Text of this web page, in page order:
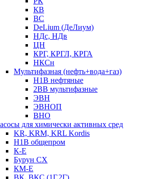
КВ
ВС
DeLium (ДеЛиум)
НДс, НДв
ЦН
КРГ, КРГЛ, КРГА
НКСн
Мультифазная (нефть+вода+газ)
Н1В нефтяные
2ВВ мультифазные
ЭВН
ЭВНОП
ВНО
для химически активных сред
KR, KRM, KRL Kordis
Н1В общепром
К-Е
Бурун СХ
КМ-Е
ВК, ВКС (1Г,2Г)